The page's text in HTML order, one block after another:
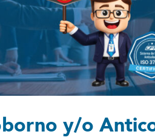
y/o